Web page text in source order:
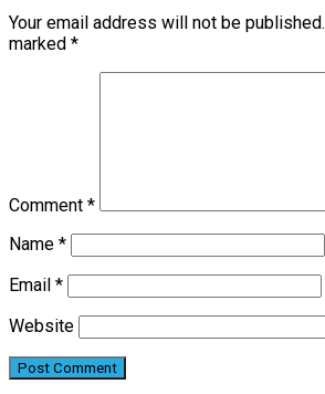
Your email address will not be published.
marked *
Comment *
Name *
Email *
Website